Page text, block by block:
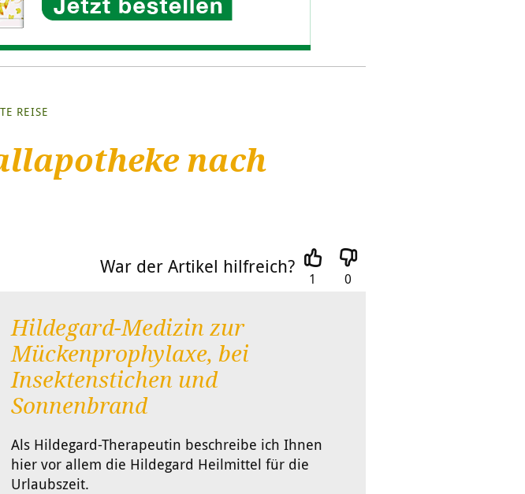
REISE
nach
War der Artikel hilfreich?
1 0
Hildegard-Medizin zur
Mückenprophylaxe, bei
Insektenstichen und
Sonnenbrand
Als Hildegard-Therapeutin beschreibe ich Ihnen
hier vor allem die Hildegard Heilmittel für die
Urlaubszeit.